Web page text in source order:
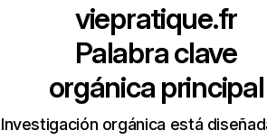
viepratique.fr
Palabra clave
orgánica principal
Investigación orgánica está